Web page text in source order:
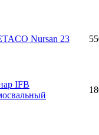
Nursan 23
IFB